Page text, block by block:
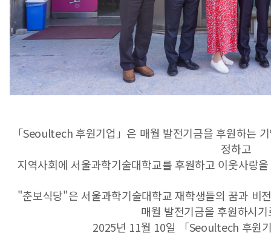
「Seoultech 후원기업」은 매월 발전기금을 후원하는
정하고
지역사회에 서울과학기술대학교를 후원하고 이웃사랑
"춘보식당"은 서울과학기술대학교 재학생들의 꿈과 비
매월 발전기금을 후원하시
2025년 11월 10일 「Seoultech 후원